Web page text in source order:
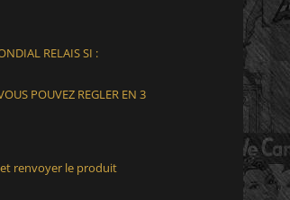
RELAIS SI :
POUVEZ REGLER EN 3
renvoyer le produit